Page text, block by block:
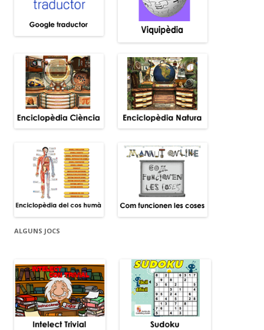
ALGUNS JOCS